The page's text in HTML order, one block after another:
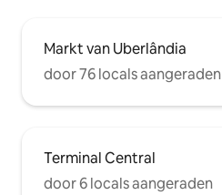
Markt van Uberlândia
door 76 locals aangeraden
Terminal Central
door 6 locals aangeraden